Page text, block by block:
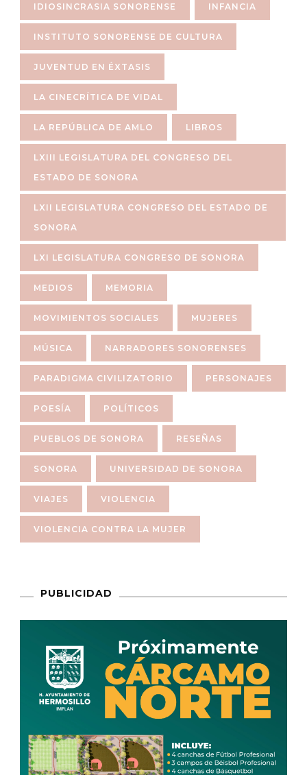
IDIOSINCRASIA SONORENSE INFANCIA
INSTITUTO SONORENSE DE CULTURA
JUVENTUD EN ÉXTASIS
LA CINECRÍTICA DE VIDAL
LA REPÚBLICA DE AMLO LIBROS
LXIII LEGISLATURA DEL CONGRESO DEL
ESTADO DE SONORA
LXII LEGISLATURA CONGRESO DEL ESTADO DE
SONORA
LXI LEGISLATURA CONGRESO DE SONORA
MEDIOS MEMORIA
MOVIMIENTOS SOCIALES MUJERES
MÚSICA NARRADORES SONORENSES
PARADIGMA CIVILIZATORIO PERSONAJES
POESÍA POLÍTICOS
PUEBLOS DE SONORA RESEÑAS
SONORA UNIVERSIDAD DE SONORA
VIAJES VIOLENCIA
VIOLENCIA CONTRA LA MUJER
PUBLICIDAD